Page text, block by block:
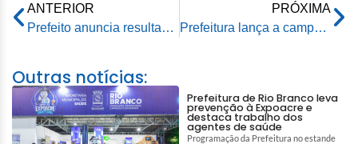
ANTERIOR
Prefeito anuncia resultado do concurso simplificado da Saúde na capital
PRÓXIMA
Prefeitura lança a campanha Maio Amarelo no trânsito da capital
Outras notícias:
Prefeitura de Rio Branco leva
prevenção à Expoacre e
destaca trabalho dos
agentes de saúde
Programação da Prefeitura no estande